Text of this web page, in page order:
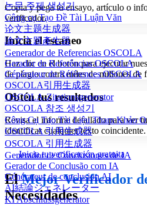
논문 주제 생성기
Công cụ Tạo Đề Tài Luận Văn
论文主题生成器
論文主題產生器
Generador de Referencias OSCOLA
Gerador de Referências OSCOLA
Générateur de Références OSCOLA
OSCOLA引用生成器
OSCOLA-Zitationsgenerator
OSCOLA 참조 생성기
Công Cụ Tạo Tài Liệu Tham Khảo
OSCOLA 引用生成器
OSCOLA 引用生成器
Generador de Conclusiones de IA
Gerador de Conclusão com IA
Générateur de conclusion AI
AI結論ジェネレーター
KI Abschlussgenerator
Copia y pega tu ensayo, artículo o
verificador.
Inicia el escaneo
Haz clic en el botón para ejecutar
de plagio contra miles de millones de
Obtén tus resultados
Revisa el informe detallado para ver
identificar cualquier texto coincidente.
Inicia tu verificación gratuita
ElMejor Verificador
Necesidades